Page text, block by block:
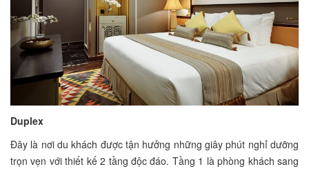
Duplex
Đây là nơi du khách được tận hưởng những giây phút nghỉ dưỡng
trọn vẹn với thiết kế 2 tầng độc đáo. Tầng 1 là phòng khách sang